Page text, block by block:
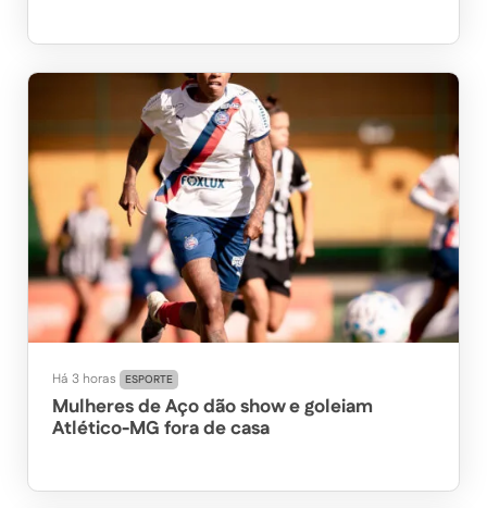
Há 3 horas ESPORTE
Mulheres de Aço dão show e goleiam
Atlético-MG fora de casa